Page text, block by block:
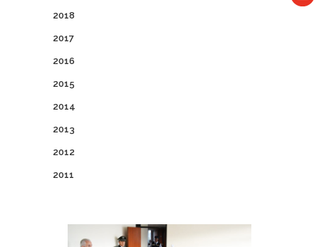
2018
2017
2016
2015
2014
2013
2012
2011